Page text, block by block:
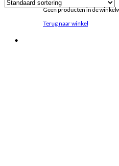
Geen producten in de
Terug naar winkel